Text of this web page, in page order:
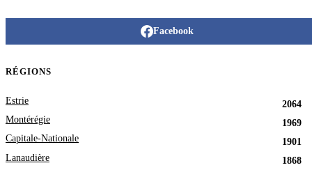
Facebook
RÉGIONS
Estrie
2064
Montérégie
1969
Capitale-Nationale
1901
Lanaudière
1868